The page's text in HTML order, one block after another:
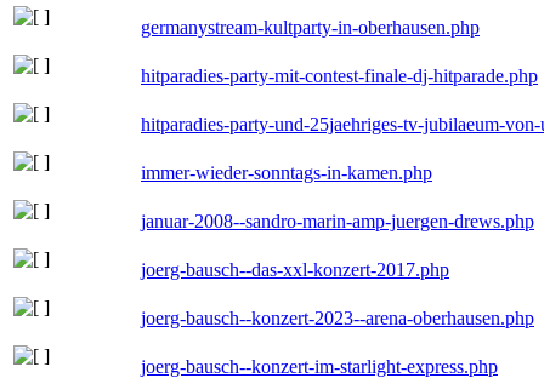
germanystream-kultparty-in-oberhausen.php
hitparadies-party-mit-contest-finale-dj-hitparade.php
hitparadies-party-und-25jaehriges-tv-jubilaeum-
immer-wieder-sonntags-in-kamen.php
januar-2008--sandro-marin-amp-juergen-drews.php
joerg-bausch--das-xxl-konzert-2017.php
joerg-bausch--konzert-2023--arena-oberhausen.php
joerg-bausch--konzert-im-starlight-express.php